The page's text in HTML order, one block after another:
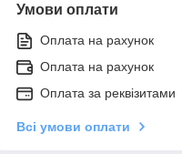
Умови оплати
Оплата на рахунок
Оплата на рахунок
Оплата за реквізитами
Всі умови оплати